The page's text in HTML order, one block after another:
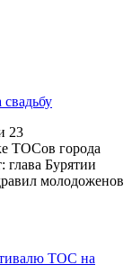
23
ТОСов города
глава Бурятии
молодоженов
ТОС на